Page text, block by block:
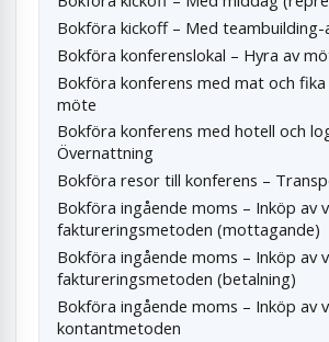
Bokföra kickoff – Med
Bokföra konferenslokal – Hyra av
Bokföra konferens med mat och
möte
Bokföra konferens med hotell och
Övernattning
Bokföra resor till konferens –
Bokföra ingående moms – Inköp av
faktureringsmetoden (mottagande)
Bokföra ingående moms – Inköp av
faktureringsmetoden (betalning)
Bokföra ingående moms – Inköp av
kontantmetoden